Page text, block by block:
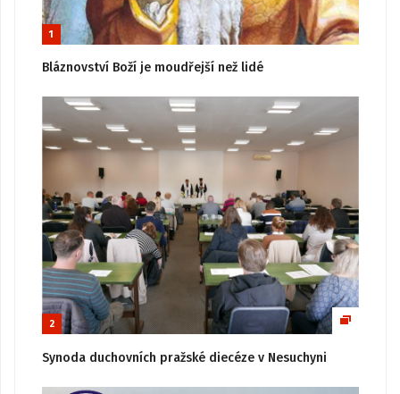
1
Bláznovství Boží je moudřejší než lidé
2
Synoda duchovních pražské diecéze v Nesuchyni